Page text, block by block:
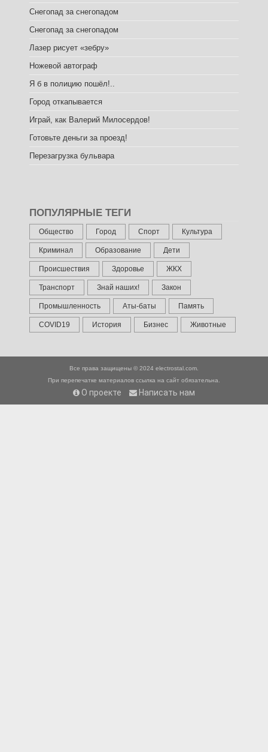
Снегопад за снегопадом
Снегопад за снегопадом
Лазер рисует «зебру»
Ножевой автограф
Я б в полицию пошёл!..
Город откапывается
Играй, как Валерий Милосердов!
Готовьте деньги за проезд!
Перезагрузка бульвара
ПОПУЛЯРНЫЕ ТЕГИ
Общество Город Спорт Культура
Криминал Образование Дети
Происшествия Здоровье ЖКХ
Транспорт Знай наших! Закон
Промышленность Аты-баты Память
COVID19 История Бизнес Животные
Все права защищены © 2024 electrostal.com.
При перепечатке материалов ссылка на сайт обязательна.
О проекте Написать нам